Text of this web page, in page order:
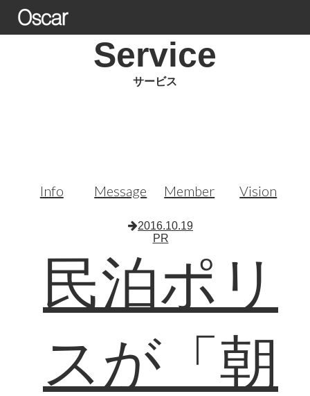
Service
サービス
Info Message Member Vision
2016.10.19
PR
民泊ポリ
スが「朝